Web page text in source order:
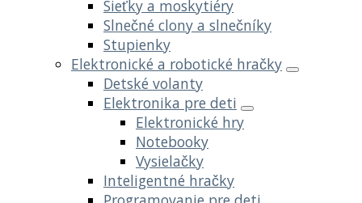
Sieťky a moskytiéry
Slnečné clony a slnečníky
Stupienky
Elektronické a robotické hračky
Detské volanty
Elektronika pre deti
Elektronické hry
Notebooky
Vysielačky
Inteligentné hračky